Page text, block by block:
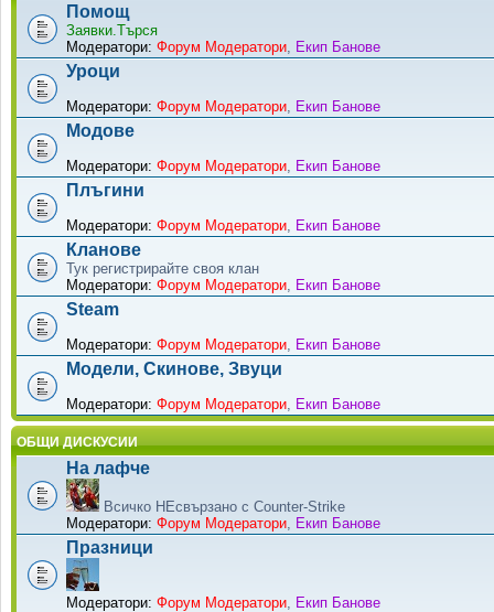
Помощ
Заявки.Търся
Модератори: Форум Модератори Екип Банове
Уроци
Модератори: Форум Модератори Екип Банове
Модове
Модератори: Форум Модератори Екип Банове
Плъгини
Модератори: Форум Модератори Екип Банове
Кланове
Тук регистрирайте своя клан
Модератори: Форум Модератори Екип Банове
Steam
Модератори: Форум Модератори Екип Банове
Модели, Скинове, Звуци
Модератори: Форум Модератори Екип Банове
ОБЩИ ДИСКУСИИ
На лафче
Всичко НЕсвързано с Counter-Strike
Модератори: Форум Модератори Екип Банове
Празници
Модератори: Форум Модератори Екип Банове